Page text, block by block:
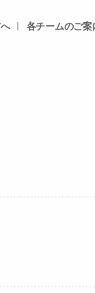
各チームのご案